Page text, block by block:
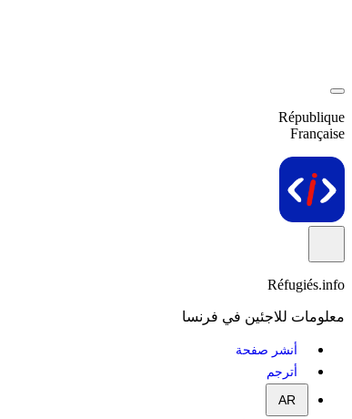
République
Française
Réfugiés.info
معلومات للاجئين في فرنسا
أنشر صفحة
أترجم
AR